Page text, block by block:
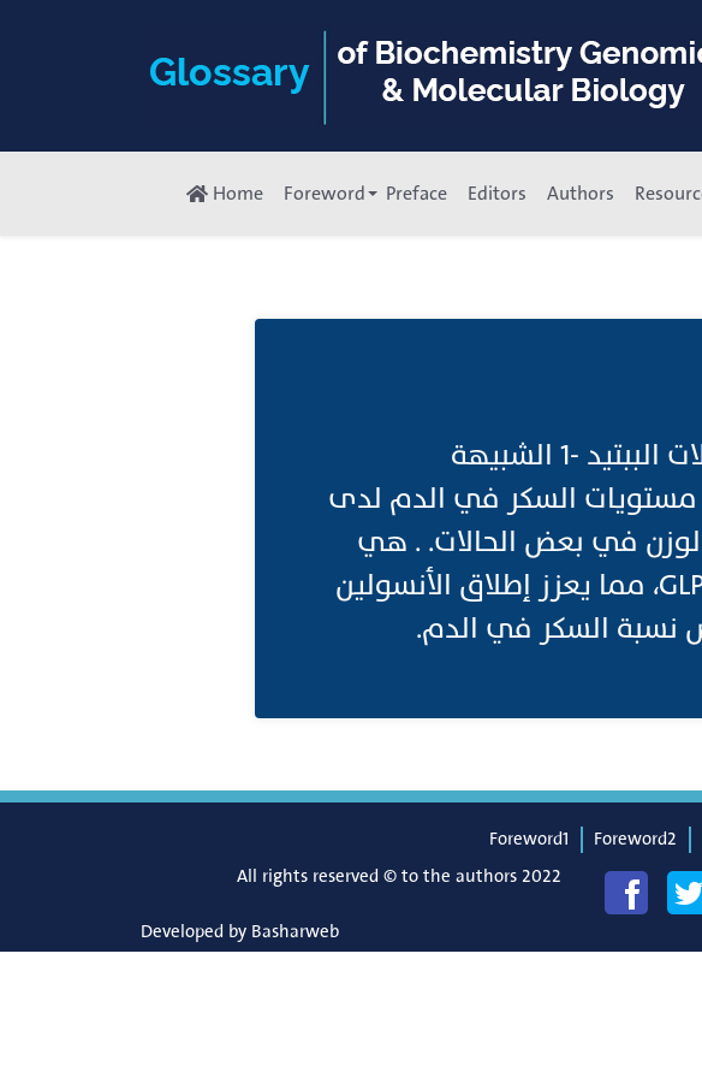
Home Foreword Preface Editors Authors
يشير هذا المختصر على الأرجح إلى "منبهات مستقبلات الببتيد -1 الشبيهة
مستويات السكر في الدم لدى
بداء السكري من النوع 2 وإدارة الوزن في بعض الحالات. . هي
تحاكي تأثيرات هرمون الأمعاء الطبيعي المسمى GLP-1، مما يعزز إطلاق الأنسولين
نسبة السكر في الدم.
Foreword1 Foreword2
All rights reserved © to the authors 2022
Developed by Basharweb